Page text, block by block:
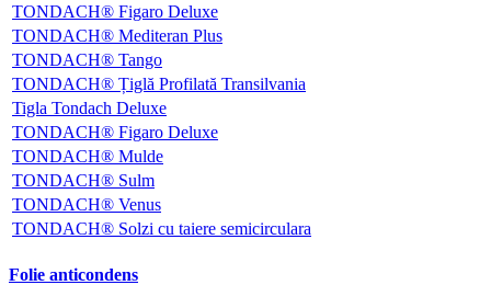
TONDACH® Figaro Deluxe
TONDACH® Mediteran Plus
TONDACH® Tango
TONDACH® Țiglă Profilată Transilvania
Tigla Tondach Deluxe
TONDACH® Figaro Deluxe
TONDACH® Mulde
TONDACH® Sulm
TONDACH® Venus
TONDACH® Solzi cu taiere semicirculara
Folie anticondens